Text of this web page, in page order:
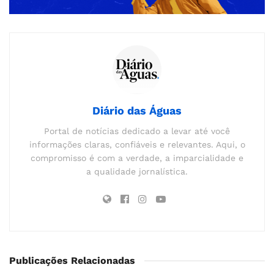
Diário das Águas
Portal de notícias dedicado a levar até você
informações claras, confiáveis e relevantes. Aqui, o
compromisso é com a verdade, a imparcialidade e
a qualidade jornalística.
Publicações Relacionadas